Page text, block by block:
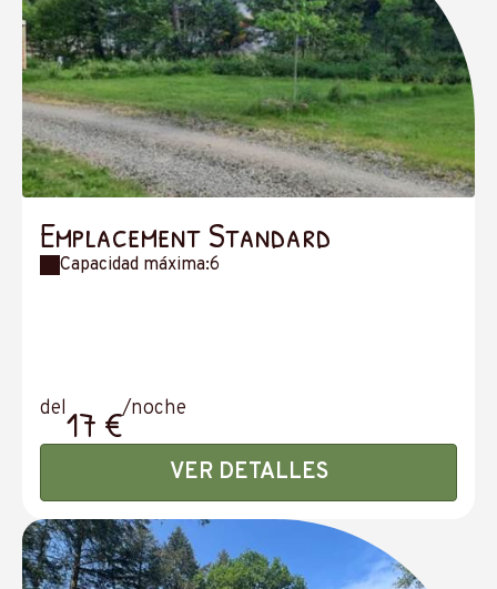
Emplacement Standard
Capacidad máxima:6
del17 €/noche
VER DETALLES